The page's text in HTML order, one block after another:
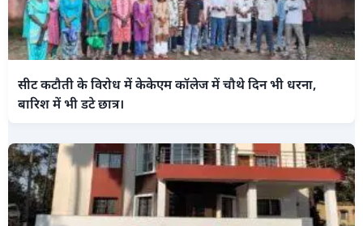
सीट कटौती के विरोध में केकेएम कॉलेज में चौथे दिन भी धरना,
बारिश में भी डटे छात्र।